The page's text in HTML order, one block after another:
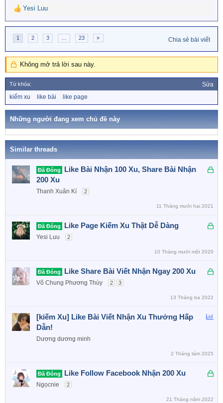
R
e
i
o
n
s
:
Yesi Luu
1 2 3 23 » Chia sẻ bài viết
Không mở trả lời sau này.
Từ khóa: Sửa
ừ
k
kiếm xu like bài like page
Những người đang xem chủ đề này
Similar threads
Đ
Đã Đóng
Like Bài Nhận 100 Xu, Share Bài Nhận
200 Xu
Thanh Xuân Kí 2
11 Tháng mười hai 2021
Đ
a
Đã Đóng Like Page Kiếm Xu Thật Dễ Dàng
Yesi Luu 2
10 Tháng mười một 2020
Đ
Đã Đóng Like Share Bài Viết Nhận Ngay 200 Xu
Võ Chung Phương Thùy 2 3
13 Tháng ba 2022
ọ
[kiếm Xu] Like Bài Viết Nhận Xu Thưởng Hấp
Dẫn!
Dương dương minh
2 Tháng tám 2025
Đ
Đã Đóng Like Follow Facebook Nhận 200 Xu
Ngọcnie 2
21 Tháng năm 2022